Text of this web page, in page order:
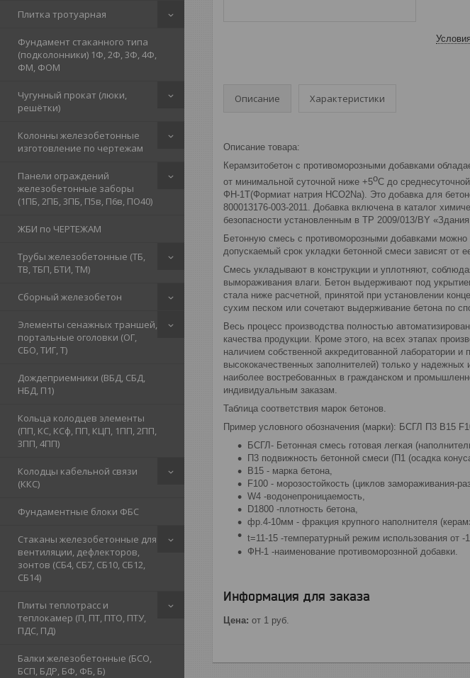
Плитка тротуарная
Фундамент стаканного типа
(подколонники) 1Ф, 2Ф, 3Ф, 4Ф,
ФМ, ФОМ
Чугунный прокат (люки,
решётки)
Колонны железобетонные
изготовление по чертежам
Панели ограждений
железобетонные заборы
(1ПБ, 2ПБ, 3ПБ, П5в, П6в, ПО40)
ЖБИ по ЧЕРТЕЖАМ
Трубы железобетонные (ТБ,
ТВ, ТБП, БТИ, ТМ)
Сборный железобетон
Элементы сенажных траншей,
портальные оголовки (ОГ,
СБО, ТИГ, Т)
Дождеприемники (ВБД, СБД,
НБД, П1)
Кольца колодцев элементы
(ПП, КС, КСф, ПП, КЦП, 1ПП, 2ПП,
3ПП, 4ПП)
Колодцы кабельной связи
(ККС)
Фундаментные блоки ФБС
Стаканы железобетонные для
вентиляции, дефлекторов,
зонтов (СБ4, СБ7, СБ10, СБ12,
СБ14)
Плиты теплотрасс и
теплокамер (П, ПТ, ПТО, ПТУ,
ПДС, ПД)
Балки железобетонные (БСО,
БСП, БДР, БФ, ФБ, Б)
Описание Характеристики
Описание товара:
Керамзитобетон с противоморозными добавками
от минимальной суточной ниже +5oС до
ФН-1Т(Формиат натрия HCO2Na). Это добавка для
800013176-003-2011. Добавка включена в каталог
безопасности установленным в ТР 2009/013/BY
Бетонную смесь с противоморозными добавками можно
допускаемый срок укладки бетонной смеси зависят от
Смесь укладывают в конструкции и уплотняют,
вымораживания влаги. Бетон выдерживают под
стала ниже расчетной, принятой при установлении
сухим песком или сочетают выдерживание бетона по
Весь процесс производства полностью
качества продукции. Кроме этого, на всех этапах
наличием собственной аккредитованной лаборатории
высококачественных заполнителей) только у
наиболее востребованных в гражданском и
индивидуальным заказам.
Таблица соответствия марок бетонов.
Пример условного обозначения (марки): БСГЛ П3 В15
БСГЛ- Бетонная cмесь готовая легкая
П3 подвижность бетонной смеси (П1 (осадка
B15 - марка бетона,
F100 - морозостойкость (циклов замораживания-
W4 -водонепроницаемость,
D1800 -плотность бетона,
фр.4-10мм - фракция крупного наполнителя
t=11-15 -температурный режим использования от -
ФН-1 -наименование противоморознной добавки.
Информация для заказа
Цена: от 1 руб.